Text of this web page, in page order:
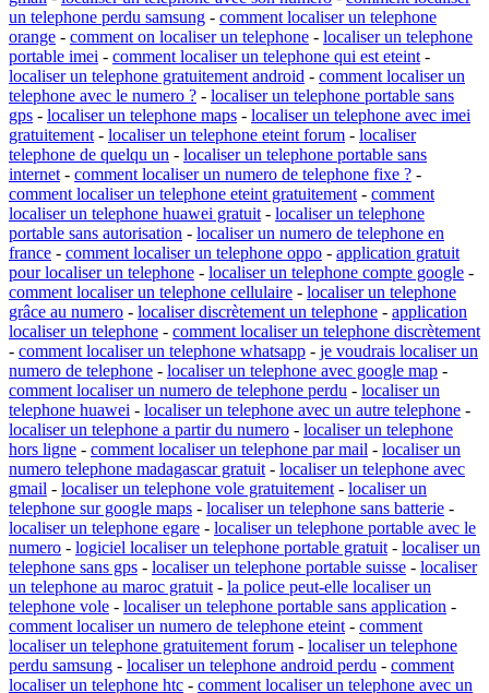
un telephone perdu samsung - comment localiser un telephone
orange - comment on localiser un telephone - localiser un telephone
portable imei - comment localiser un telephone qui est eteint -
localiser un telephone gratuitement android - comment localiser un
telephone avec le numero ? - localiser un telephone portable sans
gps - localiser un telephone maps - localiser un telephone avec imei
gratuitement - localiser un telephone eteint forum - localiser
telephone de quelqu un - localiser un telephone portable sans
internet - comment localiser un numero de telephone fixe ? -
comment localiser un telephone eteint gratuitement - comment
localiser un telephone huawei gratuit - localiser un telephone
portable sans autorisation - localiser un numero de telephone en
france - comment localiser un telephone oppo - application gratuit
pour localiser un telephone - localiser un telephone compte google -
comment localiser un telephone cellulaire - localiser un telephone
grâce au numero - localiser discrètement un telephone - application
localiser un telephone - comment localiser un telephone discrètement
- comment localiser un telephone whatsapp - je voudrais localiser un
numero de telephone - localiser un telephone avec google map -
comment localiser un numero de telephone perdu - localiser un
telephone huawei - localiser un telephone avec un autre telephone -
localiser un telephone a partir du numero - localiser un telephone
hors ligne - comment localiser un telephone par mail - localiser un
numero telephone madagascar gratuit - localiser un telephone avec
gmail - localiser un telephone vole gratuitement - localiser un
telephone sur google maps - localiser un telephone sans batterie -
localiser un telephone egare - localiser un telephone portable avec le
numero - logiciel localiser un telephone portable gratuit - localiser un
telephone sans gps - localiser un telephone portable suisse - localiser
un telephone au maroc gratuit - la police peut-elle localiser un
telephone vole - localiser un telephone portable sans application -
comment localiser un numero de telephone eteint - comment
localiser un telephone gratuitement forum - localiser un telephone
perdu samsung - localiser un telephone android perdu - comment
localiser un telephone htc - comment localiser un telephone avec un